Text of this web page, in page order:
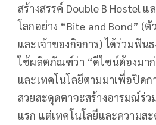
สร้างสรรค์ Double B Hostel
โลกอย่าง “Bite and Bond” (
และเจ้าของกิจการ) ได้ร่วมฟัน
ใช้ผลิตภัณฑ์ว่า “ดีไซน์ต้องมา
และเทคโนโลยีตามมาเพื่อปิด
สวยสะดุดตาจะสร้างอารมณ์ร่
แรก แต่เทคโนโลยีและความส